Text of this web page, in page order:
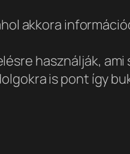
akkora
használják,
is pont így